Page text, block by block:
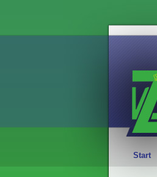
Start